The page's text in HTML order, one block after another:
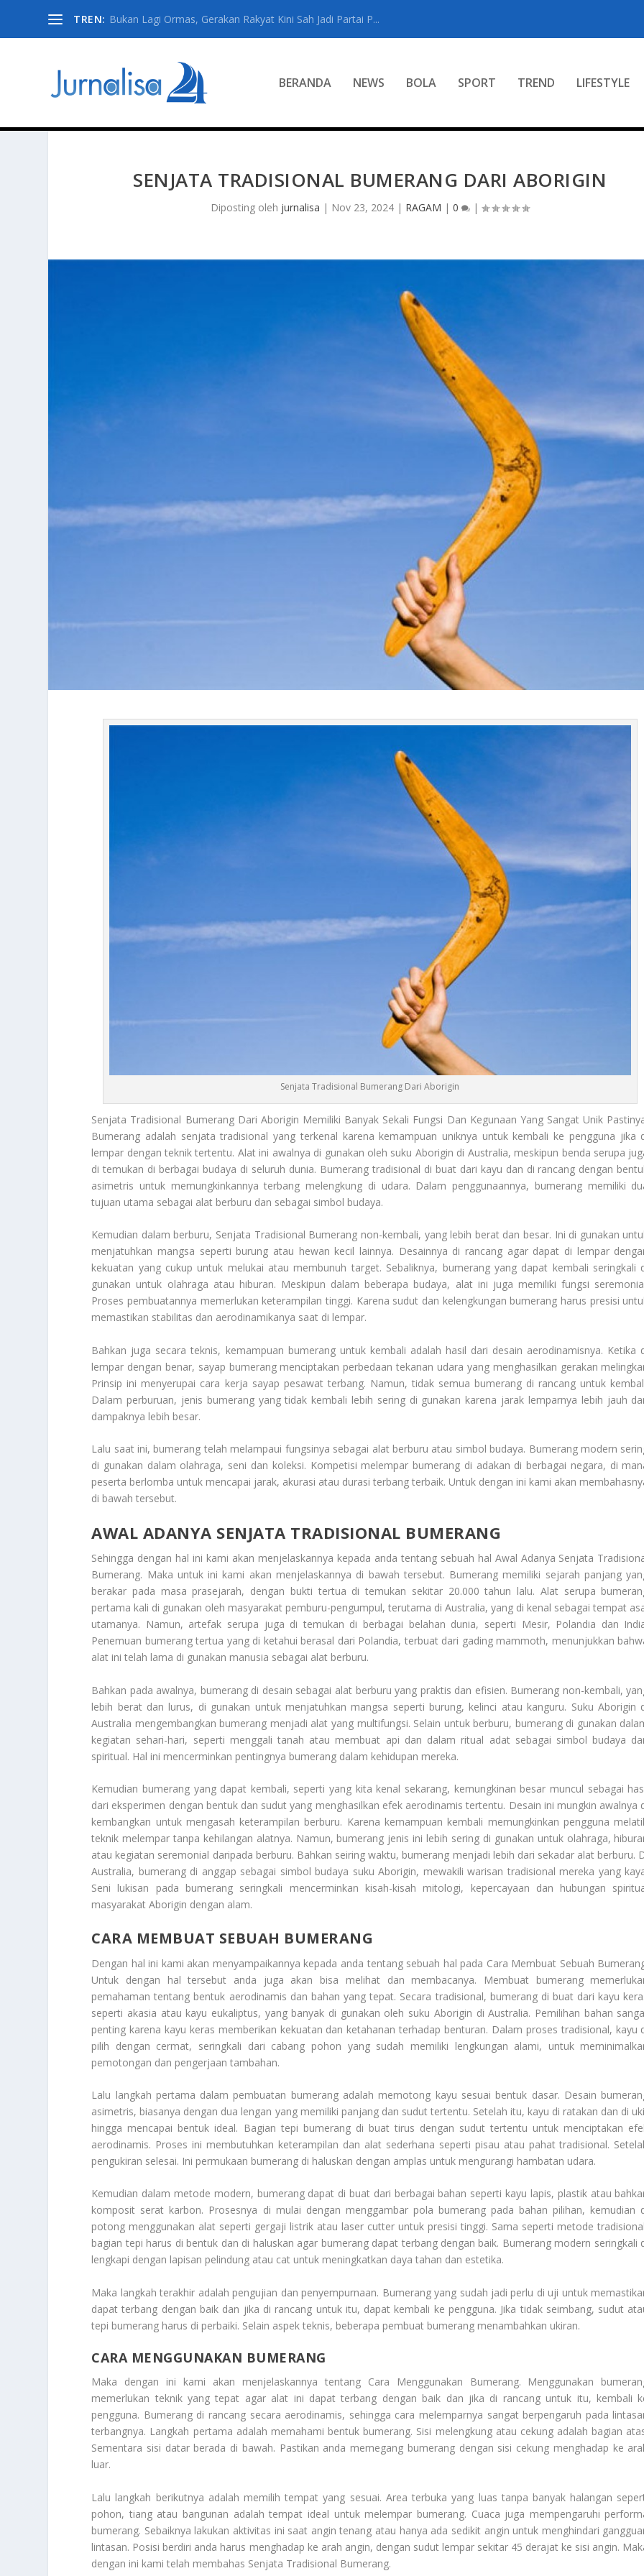
TREN: Bukan Lagi Ormas, Gerakan Rakyat Kini Sah Jadi Partai P...
BERANDA NEWS BOLA SPORT TREND LIFESTYLE
SENJATA TRADISIONAL BUMERANG DARI ABORIGIN
Diposting oleh jurnalisa | Nov 23, 2024 | RAGAM |0 |
Senjata Tradisional Bumerang Dari Aborigin
Senjata Tradisional BumerangDari Aborigin Memiliki Banyak Sekali Fungsi Dan Kegunaan Yang Sangat Unik
Bumerang adalah senjata tradisional yang terkenal karena kemampuan uniknya untuk kembali ke pengguna jika
lempar dengan teknik tertentu. Alat ini awalnya di gunakan oleh suku Aborigin di Australia, meskipun benda serupa
di temukan di berbagai budaya di seluruh dunia. Bumerang tradisional di buat dari kayu dan di rancang dengan
asimetris untuk memungkinkannya terbang melengkung di udara. Dalam penggunaannya, bumerang memiliki
tujuan utama sebagai alat berburu dan sebagai simbol budaya.
Kemudian dalam berburu, Senjata Tradisional Bumerang non-kembali, yang lebih berat dan besar. Ini di gunakan
menjatuhkan mangsa seperti burung atau hewan kecil lainnya. Desainnya di rancang agar dapat di lempar
kekuatan yang cukup untuk melukai atau membunuh target. Sebaliknya, bumerang yang dapat kembali seringkali
gunakan untuk olahraga atau hiburan. Meskipun dalam beberapa budaya, alat ini juga memiliki fungsi
Proses pembuatannya memerlukan keterampilan tinggi. Karena sudut dan kelengkungan bumerang harus presisi
memastikan stabilitas dan aerodinamikanya saat di lempar.
Bahkan juga secara teknis, kemampuan bumerang untuk kembali adalah hasil dari desain aerodinamisnya. Ketika
lempar dengan benar, sayap bumerang menciptakan perbedaan tekanan udara yang menghasilkan gerakan
Prinsip ini menyerupai cara kerja sayap pesawat terbang. Namun, tidak semua bumerang di rancang untuk
Dalam perburuan, jenis bumerang yang tidak kembali lebih sering di gunakan karena jarak lemparnya lebih jauh
dampaknya lebih besar.
Lalu saat ini, bumerang telah melampaui fungsinya sebagai alat berburu atau simbol budaya. Bumerang modern
di gunakan dalam olahraga, seni dan koleksi. Kompetisi melempar bumerang di adakan di berbagai negara, di
peserta berlomba untuk mencapai jarak, akurasi atau durasi terbang terbaik. Untuk dengan ini kami akan
di bawah tersebut.
AWAL ADANYA SENJATA TRADISIONAL BUMERANG
Sehingga dengan hal ini kami akan menjelaskannya kepada anda tentang sebuah hal Awal Adanya Senjata
Bumerang. Maka untuk ini kami akan menjelaskannya di bawah tersebut. Bumerang memiliki sejarah panjang
berakar pada masa prasejarah, dengan bukti tertua di temukan sekitar 20.000 tahun lalu. Alat serupa
pertama kali di gunakan oleh masyarakat pemburu-pengumpul, terutama di Australia, yang di kenal sebagai tempat
utamanya. Namun, artefak serupa juga di temukan di berbagai belahan dunia, seperti Mesir, Polandia dan
Penemuan bumerang tertua yang di ketahui berasal dari Polandia, terbuat dari gading mammoth, menunjukkan
alat ini telah lama di gunakan manusia sebagai alat berburu.
Bahkan pada awalnya, bumerang di desain sebagai alat berburu yang praktis dan efisien. Bumerang non-kembali,
lebih berat dan lurus, di gunakan untuk menjatuhkan mangsa seperti burung, kelinci atau kanguru. Suku Aborigin
Australia mengembangkan bumerang menjadi alat yang multifungsi. Selain untuk berburu, bumerang di gunakan
kegiatan sehari-hari, seperti menggali tanah atau membuat api dan dalam ritual adat sebagai simbol budaya
spiritual. Hal ini mencerminkan pentingnya bumerang dalam kehidupan mereka.
Kemudian bumerang yang dapat kembali, seperti yang kita kenal sekarang, kemungkinan besar muncul sebagai
dari eksperimen dengan bentuk dan sudut yang menghasilkan efek aerodinamis tertentu. Desain ini mungkin awalnya
kembangkan untuk mengasah keterampilan berburu. Karena kemampuan kembali memungkinkan pengguna
teknik melempar tanpa kehilangan alatnya. Namun, bumerang jenis ini lebih sering di gunakan untuk olahraga,
atau kegiatan seremonial daripada berburu. Bahkan seiring waktu, bumerang menjadi lebih dari sekadar alat berburu.
Australia, bumerang di anggap sebagai simbol budaya suku Aborigin, mewakili warisan tradisional mereka yang
Seni lukisan pada bumerang seringkali mencerminkan kisah-kisah mitologi, kepercayaan dan hubungan
masyarakat Aborigin dengan alam.
CARA MEMBUAT SEBUAH BUMERANG
Dengan hal ini kami akan menyampaikannya kepada anda tentang sebuah hal pada Cara Membuat Sebuah
Untuk dengan hal tersebut anda juga akan bisa melihat dan membacanya. Membuat bumerang
pemahaman tentang bentuk aerodinamis dan bahan yang tepat. Secara tradisional, bumerang di buat dari kayu
seperti akasia atau kayu eukaliptus, yang banyak di gunakan oleh suku Aborigin di Australia. Pemilihan bahan
penting karena kayu keras memberikan kekuatan dan ketahanan terhadap benturan. Dalam proses tradisional, kayu
pilih dengan cermat, seringkali dari cabang pohon yang sudah memiliki lengkungan alami, untuk
pemotongan dan pengerjaan tambahan.
Lalu langkah pertama dalam pembuatan bumerang adalah memotong kayu sesuai bentuk dasar. Desain
asimetris, biasanya dengan dua lengan yang memiliki panjang dan sudut tertentu. Setelah itu, kayu di ratakan dan di
hingga mencapai bentuk ideal. Bagian tepi bumerang di buat tirus dengan sudut tertentu untuk menciptakan
aerodinamis. Proses ini membutuhkan keterampilan dan alat sederhana seperti pisau atau pahat tradisional.
pengukiran selesai. Ini permukaan bumerang di haluskan dengan amplas untuk mengurangi hambatan udara.
Kemudian dalam metode modern, bumerang dapat di buat dari berbagai bahan seperti kayu lapis, plastik atau
komposit serat karbon. Prosesnya di mulai dengan menggambar pola bumerang pada bahan pilihan, kemudian
potong menggunakan alat seperti gergaji listrik atau laser cutter untuk presisi tinggi. Sama seperti metode
bagian tepi harus di bentuk dan di haluskan agar bumerang dapat terbang dengan baik. Bumerang modern seringkali
lengkapi dengan lapisan pelindung atau cat untuk meningkatkan daya tahan dan estetika.
Maka langkah terakhir adalah pengujian dan penyempurnaan. Bumerang yang sudah jadi perlu di uji untuk
dapat terbang dengan baik dan jika di rancang untuk itu, dapat kembali ke pengguna. Jika tidak seimbang, sudut
tepi bumerang harus di perbaiki. Selain aspek teknis, beberapa pembuat bumerang menambahkan ukiran.
CARA MENGGUNAKAN BUMERANG
Maka dengan ini kami akan menjelaskannya tentang Cara Menggunakan Bumerang. Menggunakan
memerlukan teknik yang tepat agar alat ini dapat terbang dengan baik dan jika di rancang untuk itu, kembali
pengguna. Bumerang di rancang secara aerodinamis, sehingga cara melemparnya sangat berpengaruh pada
terbangnya. Langkah pertama adalah memahami bentuk bumerang. Sisi melengkung atau cekung adalah bagian
Sementara sisi datar berada di bawah. Pastikan anda memegang bumerang dengan sisi cekung menghadap ke
luar.
Lalu langkah berikutnya adalah memilih tempat yang sesuai. Area terbuka yang luas tanpa banyak halangan
pohon, tiang atau bangunan adalah tempat ideal untuk melempar bumerang. Cuaca juga mempengaruhi
bumerang. Sebaiknya lakukan aktivitas ini saat angin tenang atau hanya ada sedikit angin untuk menghindari
lintasan. Posisi berdiri anda harus menghadap ke arah angin, dengan sudut lempar sekitar 45 derajat ke sisi angin.
dengan ini kami telah membahas Senjata Tradisional Bumerang.